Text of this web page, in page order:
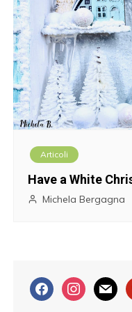
Articoli
Have a White
Michela Bergagna
f
a
i
n
m
a
p